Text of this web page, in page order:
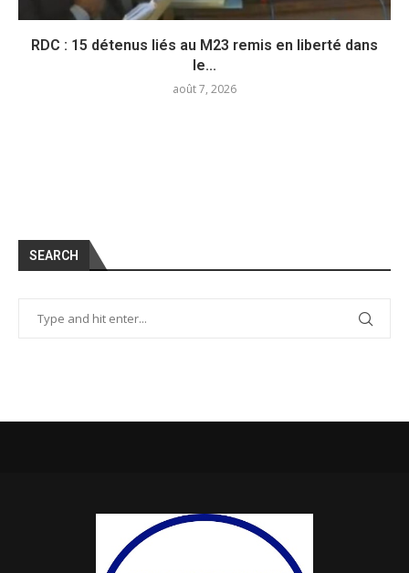
RDC : 15 détenus liés au M23 remis en liberté dans
le...
août 7, 2026
SEARCH